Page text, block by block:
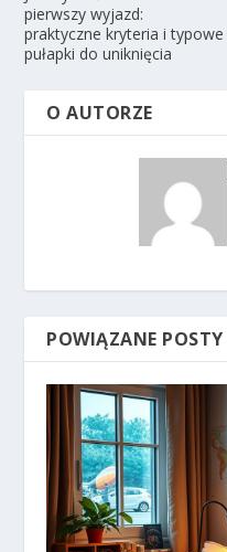
pierwszy wyjazd:
praktyczne kryteria i typowe
pułapki do uniknięcia
O AUTORZE
POWIĄZANE POSTY